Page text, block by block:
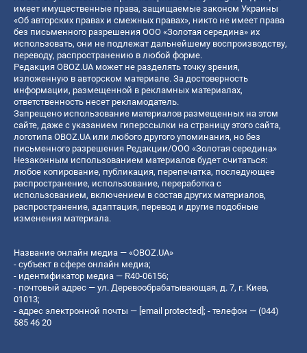
имеет имущественные права, защищаемые законом Украины
«Об авторских правах и смежных правах», никто не имеет права
без письменного разрешения ООО «Золотая середина» их
использовать, они не подлежат дальнейшему воспроизводству,
переводу, распространению в любой форме.
Редакция OBOZ.UA может не разделять точку зрения,
изложенную в авторском материале. За достоверность
информации, размещенной в рекламных материалах,
ответственность несет рекламодатель.
Запрещено использование материалов размещенных на этом
сайте, даже с указанием гиперссылки на страницу этого сайта,
логотипа OBOZ.UA или любого другого упоминания, но без
письменного разрешения Редакции/ООО «Золотая середина»
Незаконным использованием материалов будет считаться:
любое копирование, публикация, перепечатка, последующее
распространение, использование, переработка с
использованием, включением в состав других материалов,
распространение, адаптация, перевод и другие подобные
изменения материала.
Название онлайн медиа — «OBOZ.UA»
- субъект в сфере онлайн медиа;
- идентификатор медиа — R40-06156;
- почтовый адрес — ул. Деревообрабатывающая, д. 7, г. Киев,
01013;
- адрес электронной почты — [email protected] ; - телефон — (044)
585 46 20